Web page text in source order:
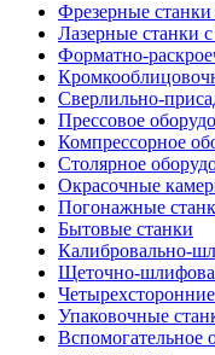
Фрезерные
Лазерные станки
Форматно-
Сверлильно-
Прессовое
Компрессорное
Столярное
Окрасочные
Погонажные
Бытовые станки
Калибровально-
Щеточно-
Упаковочные
Вспомогательное